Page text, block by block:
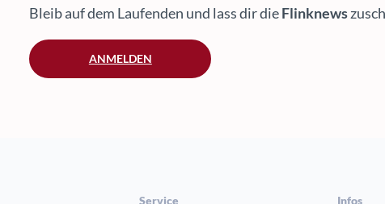
Bleib auf dem Laufenden und lass dir dieFlinknews
ANMELDEN
Service
Infos